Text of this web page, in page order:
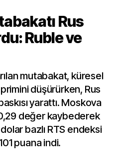
Rus
Ruble ve
mutabakat, küresel
düşürürken, Rus
yarattı. Moskova
değer kaybederek
bazlı RTS endeksi
puana indi.